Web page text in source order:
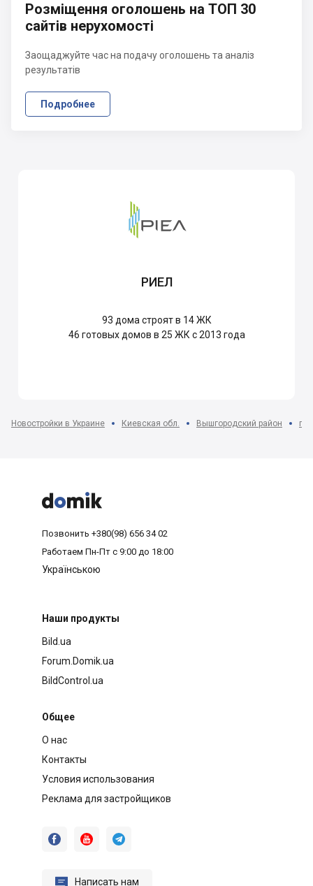
Розміщення оголошень на ТОП 30
сайтів нерухомості
Заощаджуйте час на подачу оголошень та аналіз
результатів
Подробнее
РИЕЛ
93 дома строят в 14 ЖК
46 готовых домов в 25 ЖК с 2013 года
Новостройки в Украине Киевская обл. Вышгородский район г.



Позвонить +380(98) 656 34 02
Работаем Пн-Пт с 9:00 до 18:00
Українською
Наши продукты
Bild.ua
Forum.Domik.ua
BildControl.ua
Общее
О нас
Контакты
Условия использования
Реклама для застройщиков
  
 Написать нам